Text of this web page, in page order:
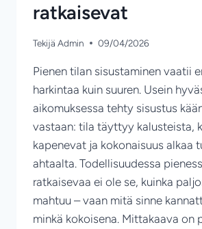
ratkaisevat
Tekijä Admin 09/04/2026
Pienen tilan sisustaminen vaatii
harkintaa kuin suuren. Usein
aikomuksessa tehty sisustus
vastaan: tila täyttyy kalusteista,
kapenevat ja kokonaisuus alkaa
ahtaalta. Todellisuudessa
ratkaisevaa ei ole se, kuinka
mahtuu – vaan mitä sinne
minkä kokoisena. Mittakaava on